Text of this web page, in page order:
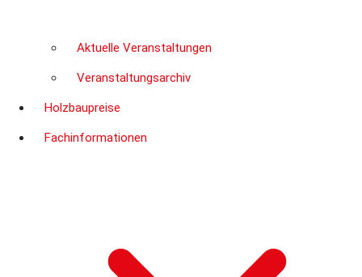
Aktuelle Veranstaltungen
Veranstaltungsarchiv
Holzbaupreise
Fachinformationen